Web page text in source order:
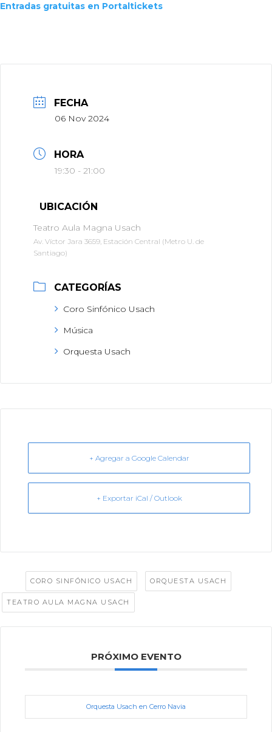
Entradas gratuitas en Portaltickets
FECHA
06 Nov 2024
HORA
19:30 - 21:00
UBICACIÓN
Teatro Aula Magna Usach
Av. Víctor Jara 3659, Estación Central (Metro U. de
Santiago)
CATEGORÍAS
Coro Sinfónico Usach
Música
Orquesta Usach
+ Agregar a Google Calendar
+ Exportar iCal / Outlook
CORO SINFÓNICO USACH ORQUESTA USACH
TEATRO AULA MAGNA USACH
PRÓXIMO EVENTO
Orquesta Usach en Cerro Navia